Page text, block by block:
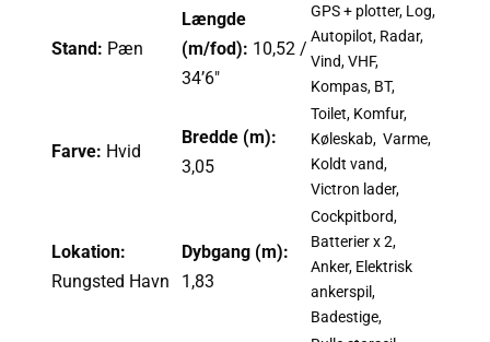
Stand: Pæn
Længde
(m/fod): 10,52 /
34’6″
GPS + plotter, Log,
Autopilot, Radar,
Vind, VHF,
Kompas, BT,
Farve: Hvid
Bredde (m):
3,05
Toilet, Komfur,
Køleskab, Varme,
Koldt vand,
Victron lader,
Lokation:
Rungsted Havn
Dybgang (m):
1,83
Cockpitbord,
Batterier x 2,
Anker, Elektrisk
ankerspil,
Badestige,